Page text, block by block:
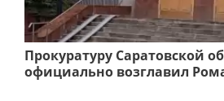
Прокуратуру Саратовской
официально возглавил